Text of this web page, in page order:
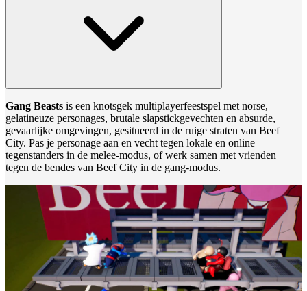
Gang Beasts is een knotsgek multiplayerfeestspel met norse,
gelatineuze personages, brutale slapstickgevechten en absurde,
gevaarlijke omgevingen, gesitueerd in de ruige straten van Beef
City. Pas je personage aan en vecht tegen lokale en online
tegenstanders in de melee-modus, of werk samen met vrienden
tegen de bendes van Beef City in de gang-modus.